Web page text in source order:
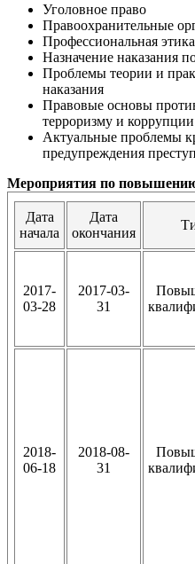
Уголовное право
Правоохранительные
Профессиональная
Назначение наказания
Проблемы теории и
наказания
Правовые основы
терроризму и коррупции
Актуальные проблемы
предупреждения
Мероприятия по
Дата
начала
Дата
окончания
2017-
03-28
2017-03-
31
2018-
06-18
2018-08-
31